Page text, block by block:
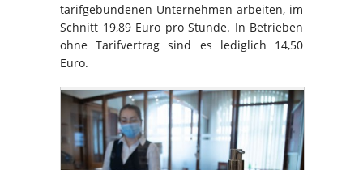
tarifgebundenen Unternehmen arbeiten, im
Schnitt 19,89 Euro pro Stunde. In Betrieben
ohne Tarifvertrag sind es lediglich 14,50
Euro.